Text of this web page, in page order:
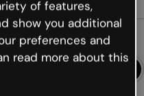
of features,
show you additional
preferences and
read more about this